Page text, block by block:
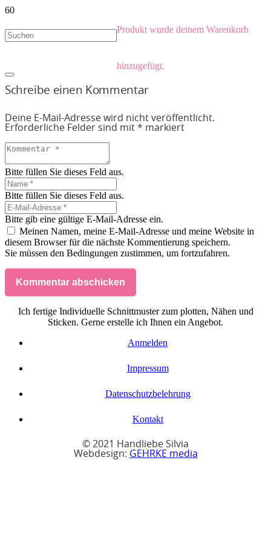
Produkt wurde deinem Warenkorb
hinzugefügt.
Schreibe einen Kommentar
Deine E-Mail-Adresse wird nicht veröffentlicht.
Erforderliche Felder sind mit * markiert
Bitte füllen Sie dieses Feld aus.
Bitte füllen Sie dieses Feld aus.
Bitte gib eine gültige E-Mail-Adresse ein.
Meinen Namen, meine E-Mail-Adresse und meine Website in
diesem Browser für die nächste Kommentierung speichern.
Sie müssen den Bedingungen zustimmen, um fortzufahren.
Kommentar abschicken
Ich fertige Individuelle Schnittmuster zum plotten, Nähen und
Sticken. Gerne erstelle ich Ihnen ein Angebot.
Anmelden
Impressum
Datenschutzbelehrung
Kontakt
© 2021 Handliebe Silvia
Webdesign: GEHRKE media